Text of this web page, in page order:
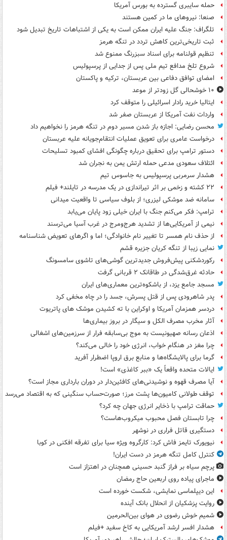
حمله سایبری گسترده به بورس آمریکا
صنعا: نیروهای ما در کمین‌ هستند
تلگراف: جنگ علیه ایران ممکن است به یکی از اشتباهات تاریخ تبدیل شود
ثبت تاریخی‌ترین کاهش تردد در تنگه هرمز
تنظیم قولنامه برای اسناد سبزرنگ ممنوع شد
شروع تلخ مدافع تیم ملی پس از جدایی از پرسپولیس
امضای توافق دفاعی بین عربستان، ترکیه و پاکستان
۱۰ خوشحالی گل زودتر از موعد
ایتالیا خرید رادار اسرائیلی را متوقف کرد
واردات نفت آمریکا از عربستان صفر شد
محسن رضایی: اجازه باز شدن مسیر دوم در تنگه هرمز را نخواهیم داد
درخواست عامری برای تعویق عملیات انتقام‌جویانه علیه عربستان
دستور ترامپ برای تحقیق درباره چگونگی افشای کمبود تسلیحات
ائتلاف سعودی مدعی حمله ارتش یمن به نجران شد
هشدار سرمربی پرسپولیس به جاسوس تیم
۲۲ کشته و زخمی بر اثر تیراندازی در یک مدرسه در تایلند+ فیلم
سامانه ضد موشکی لیزری؛ از بلوف سیاسی تا واقعیت میدانی
ترامپ: فکر می‌کنم جنگ با ایران خیلی زود پایان می‌یابد
نیمی از آمریکایی‌ها از تشدید هرج‌ومرج در غرب آسیا می‌ترسند
از حذف نام همسر تا تغییر نام خانوادگی؛ اما و اگرهای تعویض شناسنامه
نمایی زیبا از تنگه کریان جزیره قشم
رکوردشکنی پیش‌فروش جدیدترین گوشی‌های تاشوی سامسونگ
حادثه غرق‌شدگی در طاقانک ۲ قربانی گرفت
مسجد جامع یزد، از باشکوه‌ترین معماری‌های ایران
پدر شاهرودی پس از قتل پسرش، جسد را در چاه مخفی کرد
دردسر همزمان آمریکا و اوکراین با ته کشیدن موشک های پاتریوت
آثار مخرب مصرف الکل و سیگار در بروز بیماری‌ها
اذعان رسانه صهیونیست به موج بی‌سابقه فرار از سرزمین‌های اشغالی
چرا مغز در هنگام خواب، انرژی خود را خالی می‌کند؟
گرما برای پالایشگاه‌ها و منابع برق اروپا اضطرار آفرید
ایالات متحده واقعاً یک «ببر کاغذی» است!
آیا مصرف قهوه و نوشیدنی‌های کافئین‌دار در دوران بارداری مجاز است؟
توقف طولانی کامیون‌ها پشت مرز؛ صورت‌حساب سنگینی که به اقتصاد می‌رسد
حماقت ترامپ با ذخایر انرژی جهان چه کرد؟
چرا تابستان فصل محبوب میکروب‌هاست؟
دستگیری قاتل فراری در نوشهر
نیویورک تایمز فاش کرد: کارگروه ویژه سیا برای تفرقه افکنی در کوبا
کنترل کامل تنگه هرمز در دست ایران!
پرچم سیاه بر فراز گنبد حسینی همچنان در اهتزاز است
ماجرای پیاده روی اربعین حاج رمضان
این دیپلماسی نمایشی، شکست خورده است
روایت پزشکیان از انحلال بانک آینده
شمیم خوش رضوی در هوای بین‌الحرمین
هشدار افسر ارشد آمریکایی به کاخ سفید +فیلم